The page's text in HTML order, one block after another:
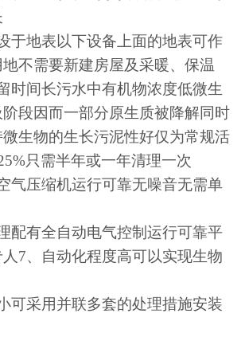
于地表以下设备上面的地表可作
不需要新建房屋及采暖、保温
时间长污水中有机物浓度低微生
段因而一部分原生质被降解同时
生物的生长污泥性好仅为常规活
只需半年或一年清理一次
气压缩机运行可靠无噪音无需单
配有全自动电气控制运行可靠平
7、自动化程度高可以实现生物
可采用并联多套的处理措施安装